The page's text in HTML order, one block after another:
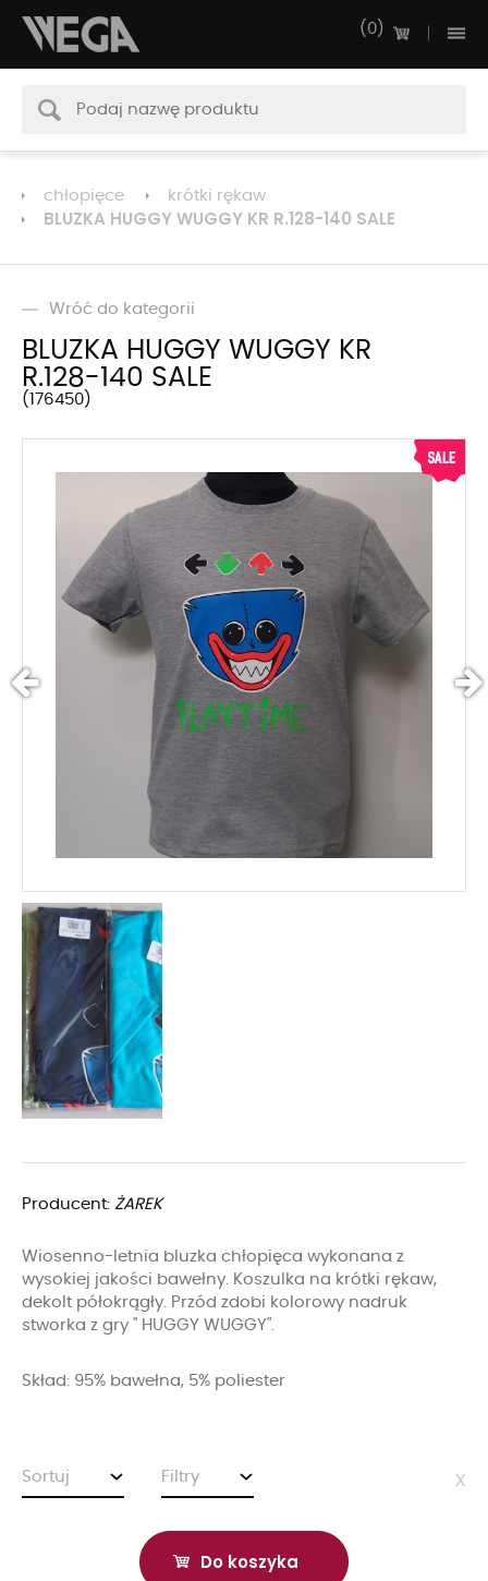
0
chłopięce krótki rękaw
BLUZKA HUGGY WUGGY KR R.128-140 SALE
Wróć do kategorii
BLUZKA HUGGY WUGGY KR
R.128-140 SALE
176450
Producent: ŻAREK
Wiosenno-letnia bluzka chłopięca wykonana z
wysokiej jakości bawełny. Koszulka na krótki rękaw,
dekolt półokrągły. Przód zdobi kolorowy nadruk
stworka z gry " HUGGY WUGGY".
Skład: 95% bawełna, 5% poliester
Sortuj Filtry x
Do koszyka